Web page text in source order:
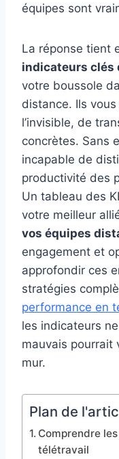
équipes sont
La réponse tient
indicateurs clés
votre boussole
distance. Ils
l’invisible, de
concrètes. Sans
incapable de
productivité des
Un tableau des
votre meilleur
vos équipes
engagement et
approfondir ces
stratégies
performance en
les indicateurs
mauvais pourrait
mur.
Plan de
Comprendre
télétravail